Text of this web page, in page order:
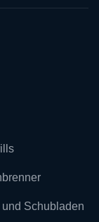
Schubladen